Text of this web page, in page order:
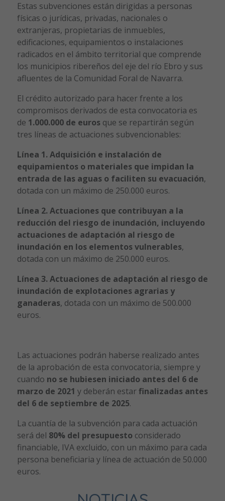
Estas subvenciones están dirigidas a personas
físicas o jurídicas, privadas, nacionales o
extranjeras, propietarias de inmuebles,
edificaciones, equipamientos o instalaciones
radicados en el ámbito territorial que comprende
los municipios ribereños del eje del río Ebro y sus
afluentes de la Comunidad Foral de Navarra.
El crédito autorizado para hacer frente a los
compromisos derivados de esta convocatoria es
de 1.000.000 de eurosque se repartirán según
tres líneas de actuaciones subvencionables:
Línea 1. Adquisición e instalación de
equipamientos o materiales que impidan la
entrada de las aguas o faciliten su evacuación,
dotada con un máximo de 250.000 euros.
Línea 2. Actuaciones que contribuyan a la
reducción del riesgo de inundación, incluyendo
actuaciones de adaptación al riesgo de
inundación en los elementos vulnerables,
dotada con un máximo de 250.000 euros.
Línea 3. Actuaciones de adaptación al riesgo de
inundación de explotaciones agrarias y
ganaderas, dotada con un máximo de 500.000
euros.
Las actuaciones podrán haberse realizado antes
de la aprobación de esta convocatoria, siempre y
cuando no se hubiesen iniciado antes del 6 de
marzo de 2021 y deberán estarfinalizadas antes
del 6 de septiembre de 2025.
La cuantía de la subvención para cada actuación
será del 80% del presupuesto considerado
financiable, IVA excluido, con un máximo para cada
persona beneficiaria y línea de actuación de 50.000
euros.